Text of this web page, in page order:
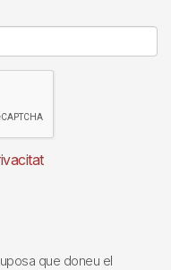
que doneu el